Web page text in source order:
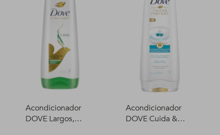
Acondicionador
DOVE Largos,
Acondicionador
DOVE Cuida &